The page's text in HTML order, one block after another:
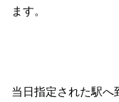
ます。
当日指定された駅へ